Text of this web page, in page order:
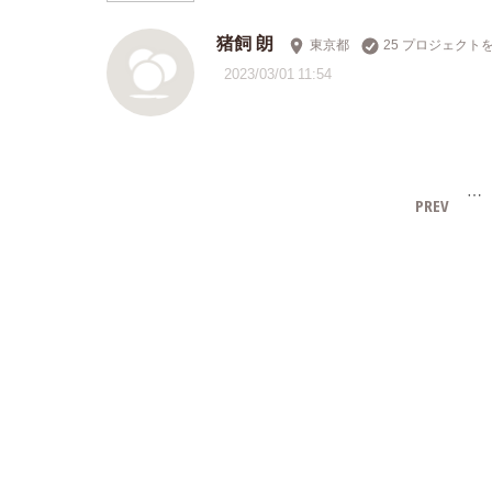
猪飼 朗 東京都 25 プロジェクト
2023/03/01 11:54
PREV …